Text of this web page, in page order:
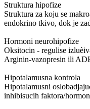
Struktura hipofize
Struktura za koju se
endokrino tkivo, dok je
Hormoni neurohipofize
Oksitocin - regulise
Arginin-vazopresin ili
Hipotalamusna kontrola
Hipotalamusni
inhibisucih faktora/